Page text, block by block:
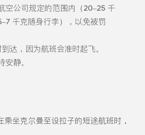
空公司规定的范围内（20–25 千
千克随身行李），以免被罚
到达，因为航班会准时起飞。
安静。
乘坐克尔曼至设拉子的短途航班时，